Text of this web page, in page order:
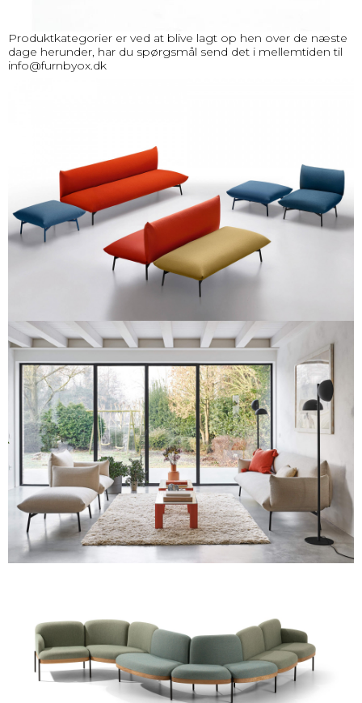
Produktkategorier er ved at blive lagt op hen over de næste
dage herunder, har du spørgsmål send det i mellemtiden til
info@furnbyox.dk